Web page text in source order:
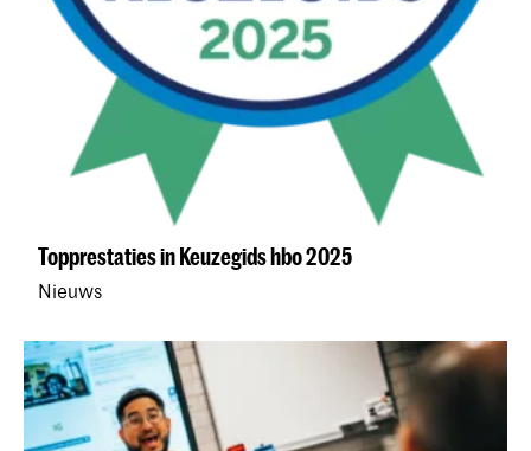
Topprestaties in Keuzegids hbo 2025
Nieuws